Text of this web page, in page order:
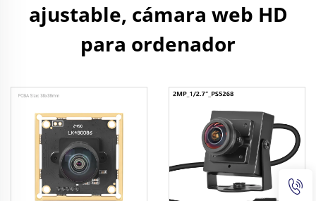
ajustable, cámara web HD
para ordenador